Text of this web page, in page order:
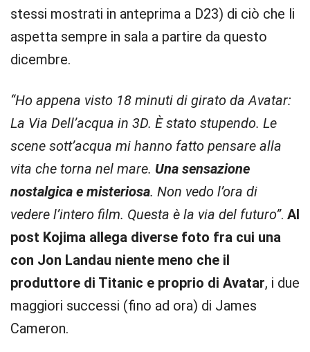
stessi mostrati in anteprima a D23) di ciò che li
aspetta sempre in sala a partire da questo
dicembre.
“Ho appena visto 18 minuti di girato da Avatar:
La Via Dell’acqua in 3D. È stato stupendo. Le
scene sott’acqua mi hanno fatto pensare alla
vita che torna nel mare. Una sensazione
nostalgica e misteriosa. Non vedo l’ora di
vedere l’intero film. Questa è la via del futuro”. Al
post Kojima allega diverse foto fra cui una
con Jon Landau niente meno che il
produttore di Titanic e proprio di Avatar, i due
maggiori successi (fino ad ora) di James
Cameron.